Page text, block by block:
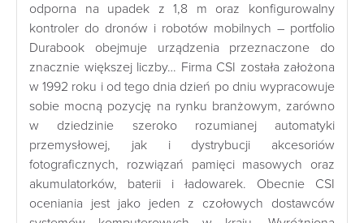
odporna na upadek z 1,8 m oraz konfigurowalny
kontroler do dronów i robotów mobilnych – portfolio
Durabook obejmuje urządzenia przeznaczone do
znacznie większej liczby… Firma CSI została założona
w 1992 roku i od tego dnia dzień po dniu wypracowuje
sobie mocną pozycję na rynku branżowym, zarówno
w dziedzinie szeroko rozumianej automatyki
przemysłowej, jak i dystrybucji akcesoriów
fotograficznych, rozwiązań pamięci masowych oraz
akumulatorków, baterii i ładowarek. Obecnie CSI
oceniania jest jako jeden z czołowych dostawców